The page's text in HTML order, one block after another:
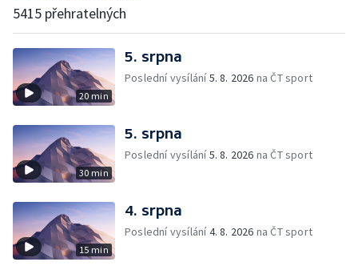
5415 přehratelných
20 min
5. srpna
Poslední vysílání5. 8. 2026 na ČT sport
30 min
5. srpna
Poslední vysílání5. 8. 2026 na ČT sport
15 min
4. srpna
Poslední vysílání4. 8. 2026 na ČT sport